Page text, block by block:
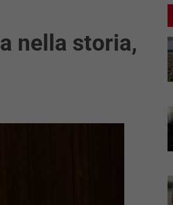
nella storia,